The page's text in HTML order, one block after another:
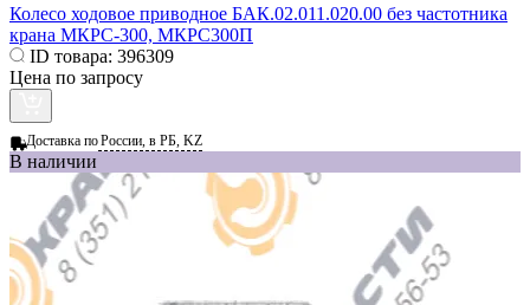
Колесо ходовое приводное БАК.02.011.020.00 без частотника
крана МКРС-300, МКРС300П
ID товара: 396309
Цена по запросу
Доставка поРоссии, в РБ, KZ
В наличии